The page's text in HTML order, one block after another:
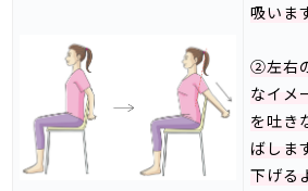
吸いま
②左右
なイメ
を吐き
ばしま
下げる